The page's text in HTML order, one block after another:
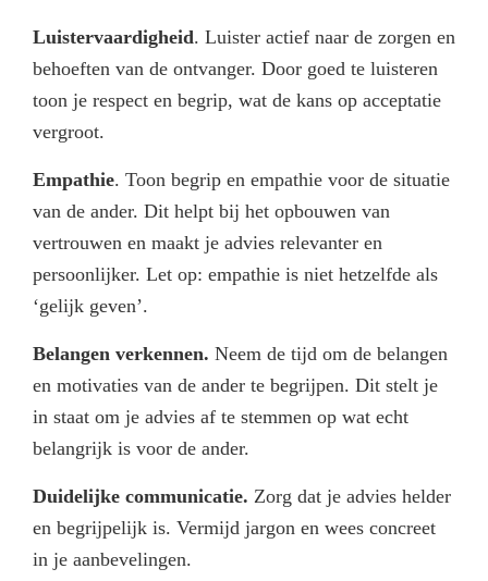
Luistervaardigheid. Luister actief naar de zorgen en
behoeften van de ontvanger. Door goed te luisteren
toon je respect en begrip, wat de kans op acceptatie
vergroot.
Empathie. Toon begrip en empathie voor de situatie
van de ander. Dit helpt bij het opbouwen van
vertrouwen en maakt je advies relevanter en
persoonlijker. Let op: empathie is niet hetzelfde als
‘gelijk geven’.
Belangen verkennen. Neem de tijd om de belangen
en motivaties van de ander te begrijpen. Dit stelt je
in staat om je advies af te stemmen op wat echt
belangrijk is voor de ander.
Duidelijke communicatie. Zorg dat je advies helder
en begrijpelijk is. Vermijd jargon en wees concreet
in je aanbevelingen.